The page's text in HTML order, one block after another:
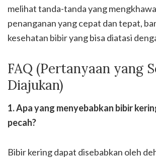
melihat tanda-tanda yang
penanganan yang cepat dan tepat,
kesehatan bibir yang bisa diatasi
FAQ (Pertanyaan yang
Diajukan)
1. Apa yang menyebabkan bibir
pecah?
Bibir kering dapat disebabkan oleh